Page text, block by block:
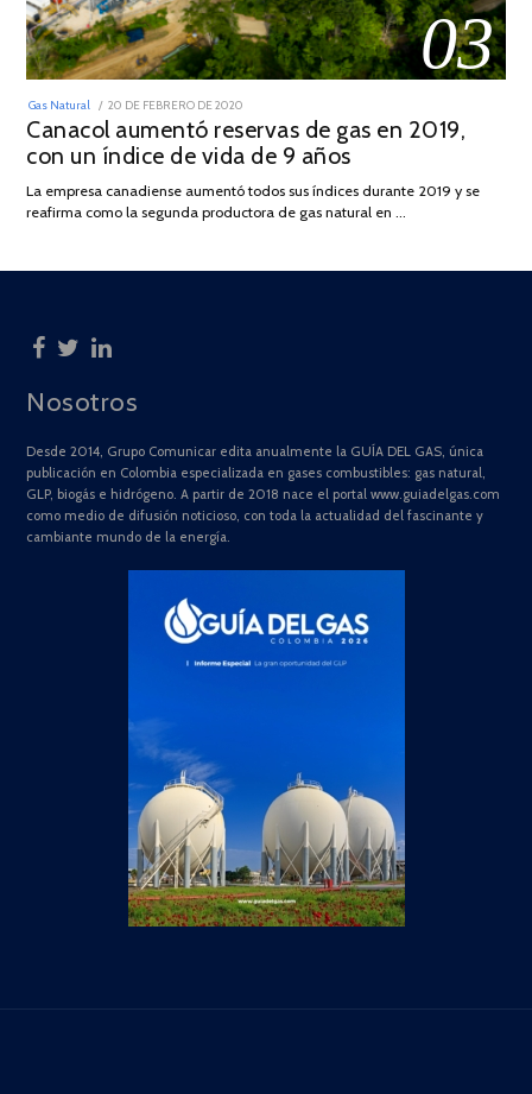
03
Gas Natural
POSTED
ON
20 DE FEBRERO DE 2020
DE
JULIO
DE
Canacol aumentó reservas de gas en 2019,
con un índice de vida de 9 años
La empresa canadiense aumentó todos sus índices durante 2019 y se
reafirma como la segunda productora de gas natural en …
Nosotros
Desde 2014, Grupo Comunicar edita anualmente la GUÍA DEL GAS, única
publicación en Colombia especializada en gases combustibles: gas natural,
GLP, biogás e hidrógeno. A partir de 2018 nace el portal www.guiadelgas.com
como medio de difusión noticioso, con toda la actualidad del fascinante y
cambiante mundo de la energía.